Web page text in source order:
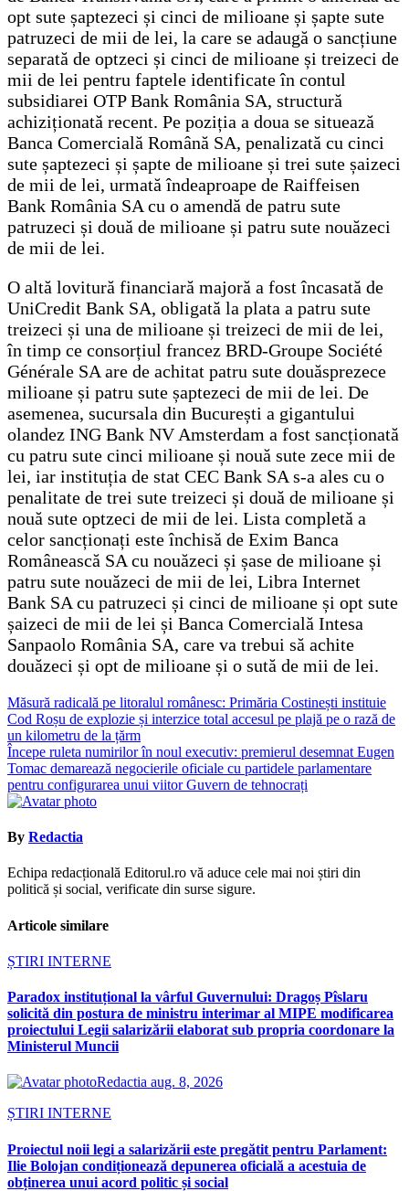
opt sute șaptezeci și cinci de milioane și șapte sute
patruzeci de mii de lei, la care se adaugă o sancțiune
separată de optzeci și cinci de milioane și treizeci de
mii de lei pentru faptele identificate în contul
subsidiarei OTP Bank România SA, structură
achiziționată recent. Pe poziția a doua se situează
Banca Comercială Română SA, penalizată cu cinci
sute șaptezeci și șapte de milioane și trei sute șaizeci
de mii de lei, urmată îndeaproape de Raiffeisen
Bank România SA cu o amendă de patru sute
patruzeci și două de milioane și patru sute nouăzeci
de mii de lei.
O altă lovitură financiară majoră a fost încasată de
UniCredit Bank SA, obligată la plata a patru sute
treizeci și una de milioane și treizeci de mii de lei,
în timp ce consorțiul francez BRD-Groupe Société
Générale SA are de achitat patru sute douăsprezece
milioane și patru sute șaptezeci de mii de lei. De
asemenea, sucursala din București a gigantului
olandez ING Bank NV Amsterdam a fost sancționată
cu patru sute cinci milioane și nouă sute zece mii de
lei, iar instituția de stat CEC Bank SA s-a ales cu o
penalitate de trei sute treizeci și două de milioane și
nouă sute optzeci de mii de lei. Lista completă a
celor sancționați este închisă de Exim Banca
Românească SA cu nouăzeci și șase de milioane și
patru sute nouăzeci de mii de lei, Libra Internet
Bank SA cu patruzeci și cinci de milioane și opt sute
șaizeci de mii de lei și Banca Comercială Intesa
Sanpaolo România SA, care va trebui să achite
douăzeci și opt de milioane și o sută de mii de lei.
Navigare
în
articole
Măsură radicală pe litoralul românesc: Primăria Costinești instituie
Cod Roșu de explozie și interzice total accesul pe plajă pe o rază de
un kilometru de la țărm
Începe ruleta numirilor în noul executiv: premierul desemnat Eugen
Tomac demarează negocierile oficiale cu partidele parlamentare
pentru configurarea unui viitor Guvern de tehnocrați
By Redactia
Echipa redacțională Editorul.ro vă aduce cele mai noi știri din
politică și social, verificate din surse sigure.
Articole similare
ȘTIRI INTERNE
Paradox instituțional la vârful Guvernului: Dragoș Pîslaru
solicită din postura de ministru interimar al MIPE modificarea
proiectului Legii salarizării elaborat sub propria coordonare la
Ministerul Muncii
Redactia aug. 8, 2026
ȘTIRI INTERNE
Proiectul noii legi a salarizării este pregătit pentru Parlament:
Ilie Bolojan condiționează depunerea oficială a acestuia de
obținerea unui acord politic și social